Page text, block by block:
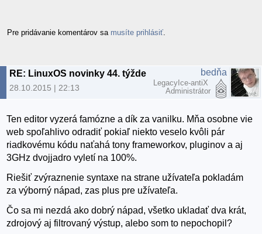
Pre pridávanie komentárov sa musíte prihlásiť
28.10.2015 | 22:13
bedňa
LegacyIce-antiX
Administrátor
Ten editor vyzerá famózne a dík za vanilku. Mňa osobne vie
web spoľahlivo odradiť pokiaľ niekto veselo kvôli pár
riadkovému kódu naťahá tony frameworkov, pluginov a aj
3GHz dvojjadro vyletí na 100%.
Riešiť zvýraznenie syntaxe na strane užívateľa pokladám
za výborný nápad, zas plus pre užívateľa.
Čo sa mi nezdá ako dobrý nápad, všetko ukladať dva krát,
zdrojový aj filtrovaný výstup, alebo som to nepochopil?